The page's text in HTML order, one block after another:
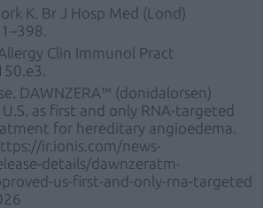
K. Br J Hosp Med (Lond)
Clin Immunol Pract
DAWNZERA™ (donidalorsen)
as first and only RNA-targeted
for hereditary angioedema.
ir.ionis.com/news-
details/dawnzeratm-
us-first-and-only-rna-targeted